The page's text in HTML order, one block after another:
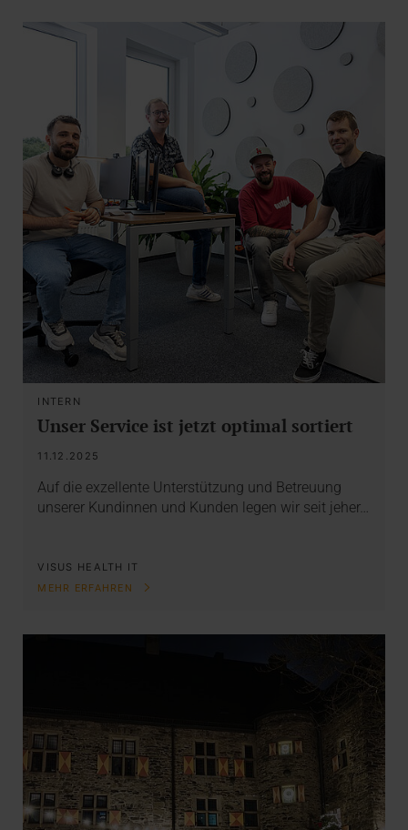
INTERN
Unser Service ist jetzt optimal sortiert
11.12.2025
Auf die exzellente Unterstützung und Betreuung
unserer Kundinnen und Kunden legen wir seit jeher…
VISUS HEALTH IT
MEHR ERFAHREN